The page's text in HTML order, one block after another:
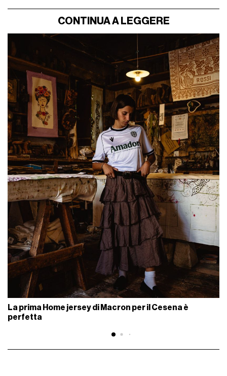
CONTINUA A LEGGERE
La prima Home jersey di Macron per il Cesena è
perfetta